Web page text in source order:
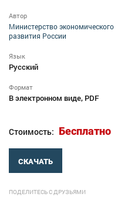
Автор
Министерство экономического
развития России
Язык
Русский
Формат
В электронном виде, PDF
Стоимость: Бесплатно
СКАЧАТЬ
ПОДЕЛИТЕСЬ С ДРУЗЬЯМИ